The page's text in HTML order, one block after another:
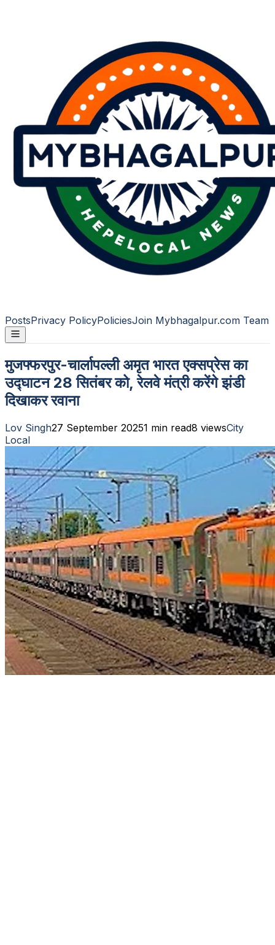
PostsPrivacy PolicyPoliciesJoin Mybhagalpur.com Team
मुजफ्फरपुर-चार्लापल्ली अमृत भारत एक्सप्रेस का
उद्घाटन 28 सितंबर को, रेलवे मंत्री करेंगे झंडी
दिखाकर रवाना
Lov Singh27 September 20251 min read8 viewsCity
Local